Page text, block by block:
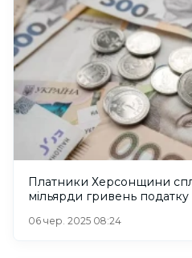
Платники Херсонщини
мільярди гривень податку
06 чер. 2025 08:24